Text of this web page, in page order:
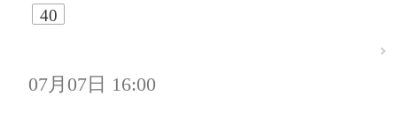
40
07月07日 16:00